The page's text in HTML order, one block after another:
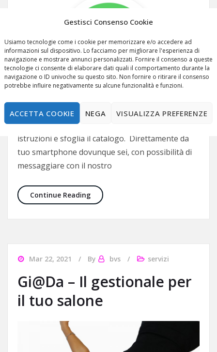
Gestisci Consenso Cookie
Usiamo tecnologie come i cookie per memorizzare e/o accedere ad
informazioni sul dispositivo. Lo facciamo per migliorare l'esperienza di
navigazione e mostrare annunci personalizzati. Fornire il consenso a queste
tecnologie ci consente di elaborare dati quali il comportamento durante la
navigazione o ID univoche su questo sito. Non fornire o ritirare il consenso
potrebbe influire negativamente su alcune funzionalità e funzioni.
ACCETTA COOKIE NEGA VISUALIZZA PREFERENZE
Vendita e assistenza su prodotti
e attrezzature
Dall'esigenza di molti professionisti di avere un
supporto maggiore nei prodotti, nell'assistenza
e nei servizi, nasce Beauty Valley
Scopri di più
Ecco a voi qualche indicazione per ordinare
direttamente dall’applicazione WhatsApp, segui le
istruzioni e sfoglia il catalogo. Direttamente da
tuo smartphone dovunque sei, con possibilità di
messaggiare con il nostro
Continue ReadingVisita il nostro WhatsApp
Mar 22, 2021 By bvs servizi
Gi@Da – Il gestionale per
il tuo salone